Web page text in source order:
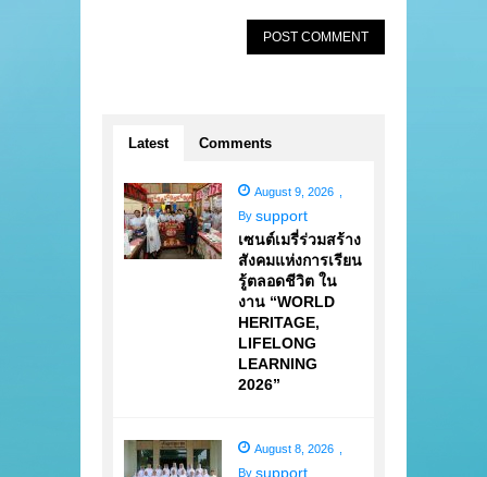
Latest Comments
August 9, 2026
By support
เซนต์เมรี่ร่วมสร้าง
สังคมแห่งการเรียน
รู้ตลอดชีวิต ใน
งาน “WORLD
HERITAGE,
LIFELONG
LEARNING
2026”
August 8, 2026
By support